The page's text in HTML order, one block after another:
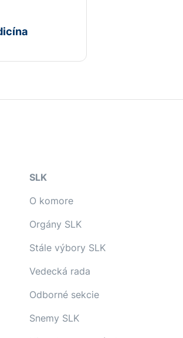
SLK
O komore
Orgány SLK
Stále výbory SLK
Vedecká rada
Odborné sekcie
Snemy SLK